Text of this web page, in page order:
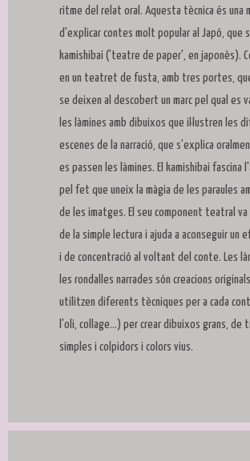
ritme del relat oral. Aquesta tècnica és una
d'explicar contes molt popular al Japó, que
kamishibai ('teatre de paper', en japonès).
en un teatret de fusta, amb tres portes,
se deixen al descobert un marc pel qual es
les làmines amb dibuixos que il·lustren les
escenes de la narració, que s'explica
es passen les làmines. El kamishibai fascina
pel fet que uneix la màgia de les paraules
de les imatges. El seu component teatral va
de la simple lectura i ajuda a aconseguir un
i de concentració al voltant del conte. Les
les rondalles narrades són creacions
utilitzen diferents tècniques per a cada
l'oli, collage...) per crear dibuixos grans, de
simples i colpidors i colors vius.